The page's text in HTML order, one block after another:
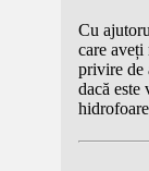
Cu
care
privire de
dacă este